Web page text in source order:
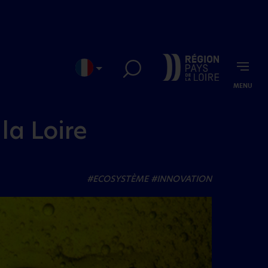
MENU
Loire
#ECOSYSTÈME #INNOVATION